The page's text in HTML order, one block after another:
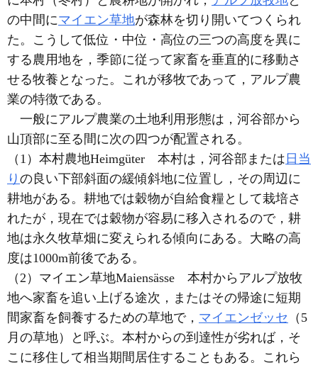
の中間にマイエン草地が森林を切り開いてつくられ
た。こうして低位・中位・高位の三つの高度を異に
する農用地を，季節に従って家畜を垂直的に移動さ
せる牧養となった。これが移牧であって，アルプ農
業の特徴である。
一般にアルプ農業の土地利用形態は，河谷部から
山頂部に至る間に次の四つが配置される。
（1）本村農地Heimgüter 本村は，河谷部または 日当
り の良い下部斜面の緩傾斜地に位置し，その周辺に
耕地がある。耕地では穀物が自給食糧として栽培さ
れたが，現在では穀物が容易に移入されるので，耕
地は永久牧草畑に変えられる傾向にある。大略の高
度は1000m前後である。
（2）マイエン草地Maiensässe 本村からアルプ放牧
地へ家畜を追い上げる途次，またはその帰途に短期
間家畜を飼養するための草地で， マイエンゼッセ （5
月の草地）と呼ぶ。本村からの到達性が劣れば，そ
こに移住して相当期間居住することもある。これら